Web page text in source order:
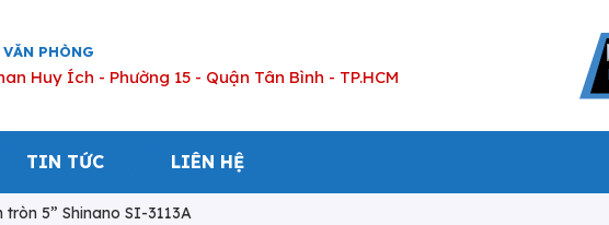
PHÒNG
Huy Ích - Phường 15 - Quận Tân Bình - TP.HCM
TIN TỨC LIÊN HỆ
5” Shinano SI-3113A